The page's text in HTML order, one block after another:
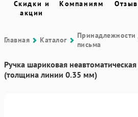
Скидки и
акции
Компаниям
Главная Каталог
Принадлежности
письма
Ручка шариковая
(толщина линии 0.35 мм)